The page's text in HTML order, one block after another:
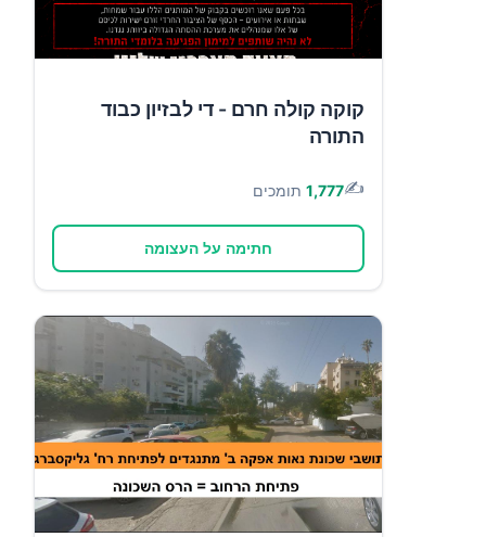
קוקה קולה חרם - די לבזיון כבוד
התורה
✍️
1,777 תומכים
חתימה על העצומה